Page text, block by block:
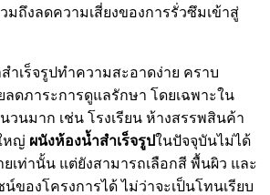
ถึงลดความเสี่ยงของการรั่วซึมเข้าสู่
ำเร็จรูปทำความสะอาดง่าย คราบ
ดภาระการดูแลรักษา โดยเฉพาะใน
วนมาก เช่น โรงเรียน ห้างสรรพสินค้า
หญ่ ผนังห้องน้ำสำเร็จรูปในปัจจุบันไม่ได้
เท่านั้น แต่ยังสามารถเลือกสี พื้นผิว และ
ของโครงการได้ ไม่ว่าจะเป็นโทนเรียบ